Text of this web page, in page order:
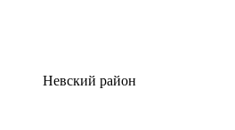
Невский район